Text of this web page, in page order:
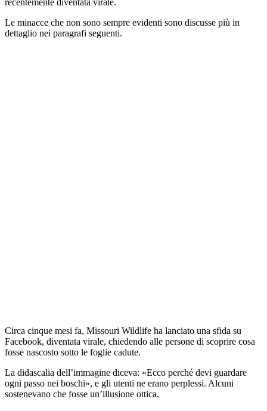
Le minacce che non sono sempre evidenti sono discusse più in
dettaglio nei paragrafi seguenti.
Circa cinque mesi fa, Missouri Wildlife ha lanciato una sfida su
Facebook, diventata virale, chiedendo alle persone di scoprire cosa
fosse nascosto sotto le foglie cadute.
La didascalia dell’immagine diceva: «Ecco perché devi guardare
ogni passo nei boschi», e gli utenti ne erano perplessi. Alcuni
sostenevano che fosse un’illusione ottica.